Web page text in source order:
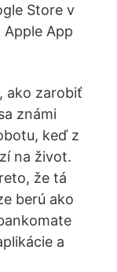
Store v
App
ako zarobiť
známi
keď z
na život.
že tá
berú ako
a